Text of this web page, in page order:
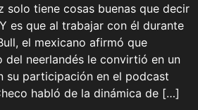
solo tiene cosas buenas que decir
es que al trabajar con él durante
el mexicano afirmó que
del neerlandés le convirtió en un
su participación en el podcast
habló de la dinámica de […]